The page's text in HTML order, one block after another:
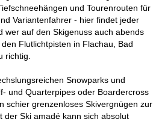
und Tourenrouten für
Variantenfahrer - hier findet jeder
wer auf den Skigenuss auch abends
Flutlichtpisten in Flachau, Bad
richtig.
Snowparks und
und Quarterpipes oder Boardercross
schier grenzenloses Skivergnügen zur
der Ski amadé kann sich absolut